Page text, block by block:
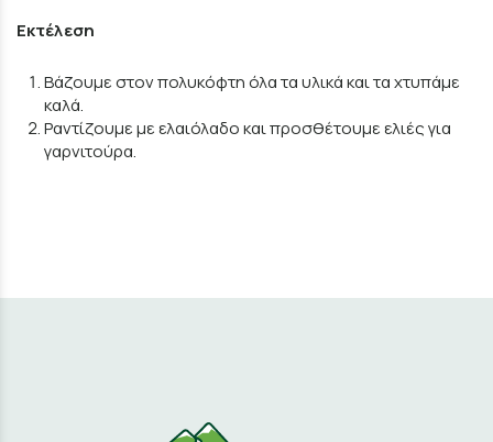
Εκτέλεση
Βάζουμε στον πολυκόφτη όλα τα υλικά και τα χτυπάμε
καλά.
Ραντίζουμε με ελαιόλαδο και προσθέτουμε ελιές για
γαρνιτούρα.